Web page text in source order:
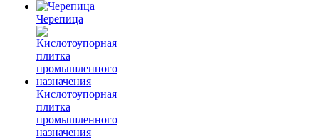
Черепица
Кислотоупорная
плитка
промышленного
назначения